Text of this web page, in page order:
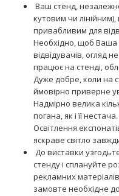
Ваш стенд,
кутовим чи
привабливим для
Необхідно, щоб Ваша
відвідувачів, огляд
працює на стенді,
Дуже добре, коли на
ймовірно приверне
Надмірно велика
погана, як і її нестача.
Освітлення
яскраве світло
До виставки
стенду і сплануйте
рекламних
замовте необхідне